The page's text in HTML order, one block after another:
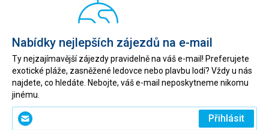
Nabídky nejlepších zájezdů na e-mail
Ty nejzajímavější zájezdy pravidelně na váš e-mail! Preferujete
exotické pláže, zasněžené ledovce nebo plavbu lodí? Vždy u nás
najdete, co hledáte. Nebojte, váš e-mail neposkytneme nikomu
jinému.
Zadejte
svůj
Přihlásit